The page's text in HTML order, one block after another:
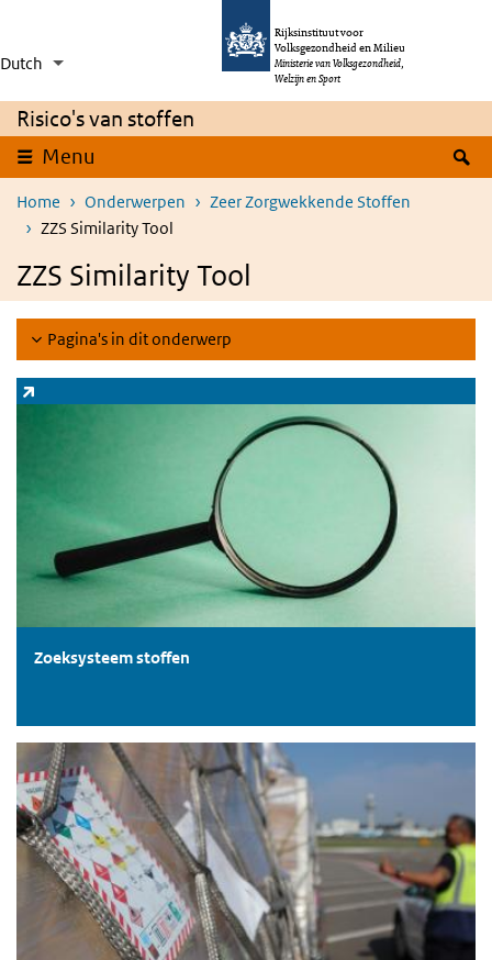
Overslaan en naar de inhoud gaan
Rijksinstituut voor
Volksgezondheid en Milieu
Ministerie van Volksgezondheid,
Welzijn en Sport
Dutch Taalkeuze
Aanvullende acties weergeven
Ingeklapt
Risico's van stoffen
Menu
Home Onderwerpen
Zeer Zorgwekkende Stoffen
ZZS Similarity Tool
ZZS Similarity Tool
Pagina's in dit onderwerp
Zoeksysteem stoffen
(externe link)
Zoeksysteem stoffen
Gevaarsindeling